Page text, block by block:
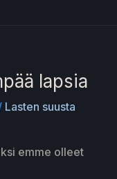
lapsia
Lasten suusta
emme olleet